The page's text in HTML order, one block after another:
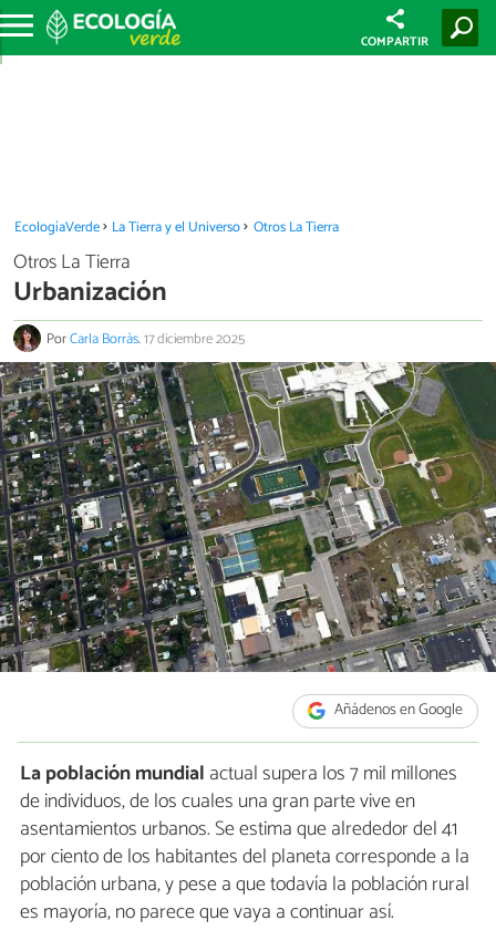
COMPARTIR
EcologíaVerde La Tierra y el Universo Otros La Tierra
Otros La Tierra
Urbanización
PorCarla Borràs.17 diciembre 2025
Añádenos en Google
La población mundial actual supera los 7 mil millones
de individuos, de los cuales una gran parte vive en
asentamientos urbanos. Se estima que alrededor del 41
por ciento de los habitantes del planeta corresponde a la
población urbana, y pese a que todavía la población rural
es mayoría, no parece que vaya a continuar así.